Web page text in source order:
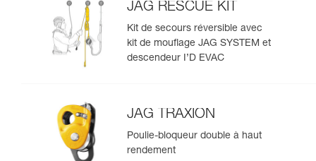
JAG RESCUE KIT
Kit de secours réversible avec
kit de mouflage JAG SYSTEM et
descendeur I’D EVAC
JAG TRAXION
Poulie-bloqueur double à haut
rendement